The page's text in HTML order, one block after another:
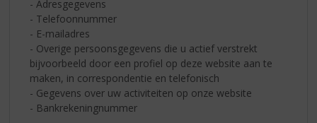
- Adresgegevens
- Telefoonnummer
- E-mailadres
- Overige persoonsgegevens die u actief verstrekt
bijvoorbeeld door een profiel op deze website aan te
maken, in correspondentie en telefonisch
- Gegevens over uw activiteiten op onze website
- Bankrekeningnummer